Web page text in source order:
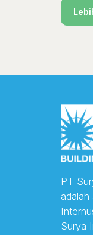
PT
Surya